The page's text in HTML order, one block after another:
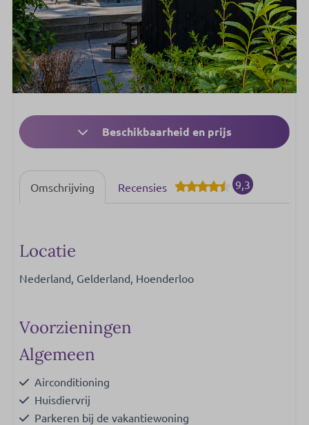
Beschikbaarheid en prijs
Omschrijving Recensies 9,3
Locatie
Nederland, Gelderland, Hoenderloo
Voorzieningen
Algemeen
Airconditioning
Huisdiervrij
Parkeren bij de vakantiewoning